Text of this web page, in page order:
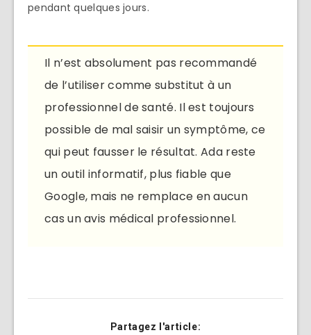
pendant quelques jours.
Il n’est absolument pas recommandé
de l’utiliser comme substitut à un
professionnel de santé. Il est toujours
possible de mal saisir un symptôme, ce
qui peut fausser le résultat. Ada reste
un outil informatif, plus fiable que
Google, mais ne remplace en aucun
cas un avis médical professionnel.
Partagez l'article: